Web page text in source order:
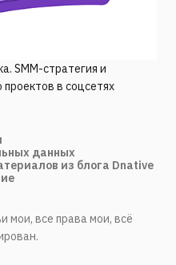
SMM-стратегия и
в соцсетях
данных
из блога Dnative
мои, все права мои, всё